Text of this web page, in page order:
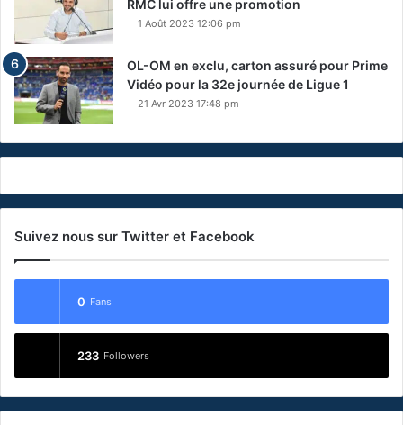
RMC lui offre une promotion
1 Août 2023 12:06 pm
OL-OM en exclu, carton assuré pour Prime
Vidéo pour la 32e journée de Ligue 1
21 Avr 2023 17:48 pm
Suivez nous sur Twitter et Facebook
0 Fans
233 Followers